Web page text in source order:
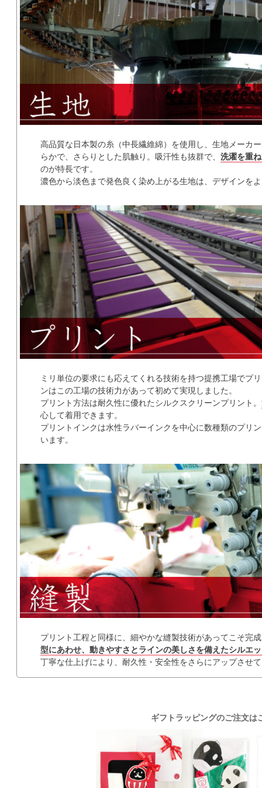
高品質な日本製の糸（中長繊維綿）を使用し、生地メーカ
らかで、さらりとした肌触り。吸汗性も抜群で、 洗濯を重
のが特長です。
濃色から淡色まで発色良く染め上がる生地は、デザインを
ミリ単位の要求にも応えてくれる技術を持つ提携工場でプ
ンはこの工場の技術力があって初めて実現しました。
プリント方法は耐久性に優れたシルクスクリーンプリント。
心して着用できます。
プリントインクは水性ラバーインクを中心に数種類のプリ
います。
プリント工程と同様に、細やかな縫製技術があってこそ完
型にあわせ、動きやすさとラインの美しさを備えたシルエ
丁寧な仕上げにより、耐久性・安全性をさらにアップさせ
ギフトラッピングのご注文は